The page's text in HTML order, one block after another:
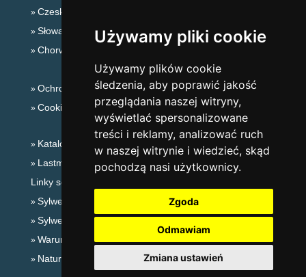
Używamy pliki cookie
Używamy plików cookie
śledzenia, aby poprawić jakość
przeglądania naszej witryny,
wyświetlać spersonalizowane
treści i reklamy, analizować ruch
w naszej witrynie i wiedzieć, skąd
pochodzą nasi użytkownicy.
Zgoda
Odmawiam
Zmiana ustawień
Czeskie Góry
Słowackie góry
Chorwacja
Ochrona prywatności
Cookies
Katalog zakwaterowania
Lastminute Karkonosze
Linky sezonowe:
Sylwester Karkonosze
Sylwester w górach 2025/26
Warunki narciarskie
Naturalne kąpieliska